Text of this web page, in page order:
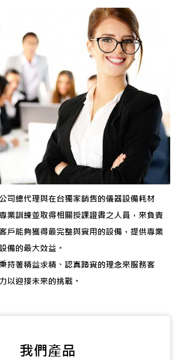
司總代理與在台獨家銷售的儀器設備耗材
業訓練並取得相關授課證書之人員，來負責
戶能夠獲得最完整與實用的設備，提供專業
備的最大效益。
持著精益求精、認真踏實的理念來服務客
以迎接未來的挑戰。
我們產品